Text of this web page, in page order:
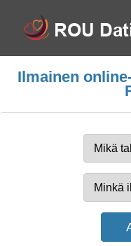
Ilmainen